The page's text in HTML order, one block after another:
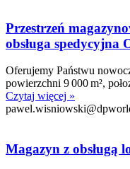
Przestrzeń
obsługa spedycyjna
Oferujemy Państwu
powierzchni 9 000 m²,
Czytaj więcej »
Magazyn z obsługą